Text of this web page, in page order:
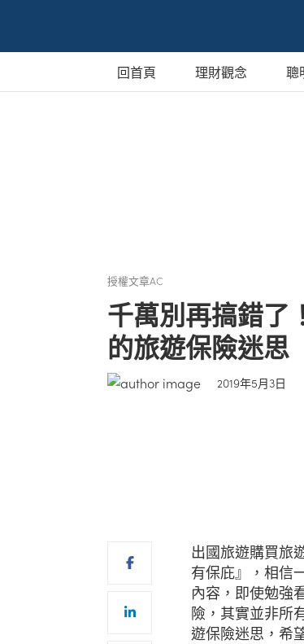
回首頁 理財觀念 聰
海外投資
稅務相關
授權文章AC
千萬別再搞錯了
的旅遊保險迷思
2019年5月3日
出國旅遊購買旅
有保庇』，相信
內容，即使勉強
險，其實並非所
遊保險迷思，希